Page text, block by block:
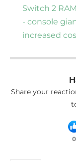
Switch 2
- console
increased
Share your
0